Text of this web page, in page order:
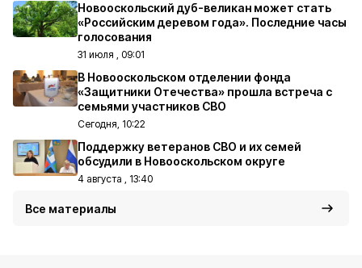
Новооскольский дуб-великан может стать
«Российским деревом года». Последние часы
голосования
31 июля , 09:01
В Новооскольском отделении фонда
«Защитники Отечества» прошла встреча с
семьями участников СВО
Сегодня, 10:22
Поддержку ветеранов СВО и их семей
обсудили в Новооскольском округе
4 августа , 13:40
Все материалы